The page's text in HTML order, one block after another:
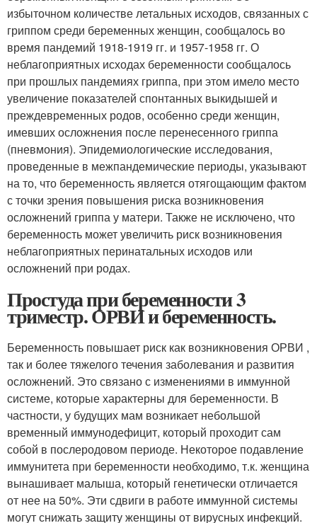
избыточном количестве летальных исходов, связанных с
гриппом среди беременных женщин, сообщалось во
время пандемий 1918-1919 гг. и 1957-1958 гг. О
неблагоприятных исходах беременности сообщалось
при прошлых пандемиях гриппа, при этом имело место
увеличение показателей спонтанных выкидышей и
преждевременных родов, особенно среди женщин,
имевших осложнения после перенесенного гриппа
(пневмония). Эпидемиологические исследования,
проведенные в межпандемические периоды, указывают
на то, что беременность является отягощающим фактом
с точки зрения повышения риска возникновения
осложнений гриппа у матери. Также не исключено, что
беременность может увеличить риск возникновения
неблагоприятных перинатальных исходов или
осложнений при родах.
Простуда при беременности 3
триместр. ОРВИ и беременность.
Беременность повышает риск как возникновения ОРВИ ,
так и более тяжелого течения заболевания и развития
осложнений. Это связано с изменениями в иммунной
системе, которые характерны для беременности. В
частности, у будущих мам возникает небольшой
временный иммунодефицит, который проходит сам
собой в послеродовом периоде. Некоторое подавление
иммунитета при беременности необходимо, т.к. женщина
вынашивает малыша, который генетически отличается
от нее на 50%. Эти сдвиги в работе иммунной системы
могут снижать защиту женщины от вирусных инфекций.